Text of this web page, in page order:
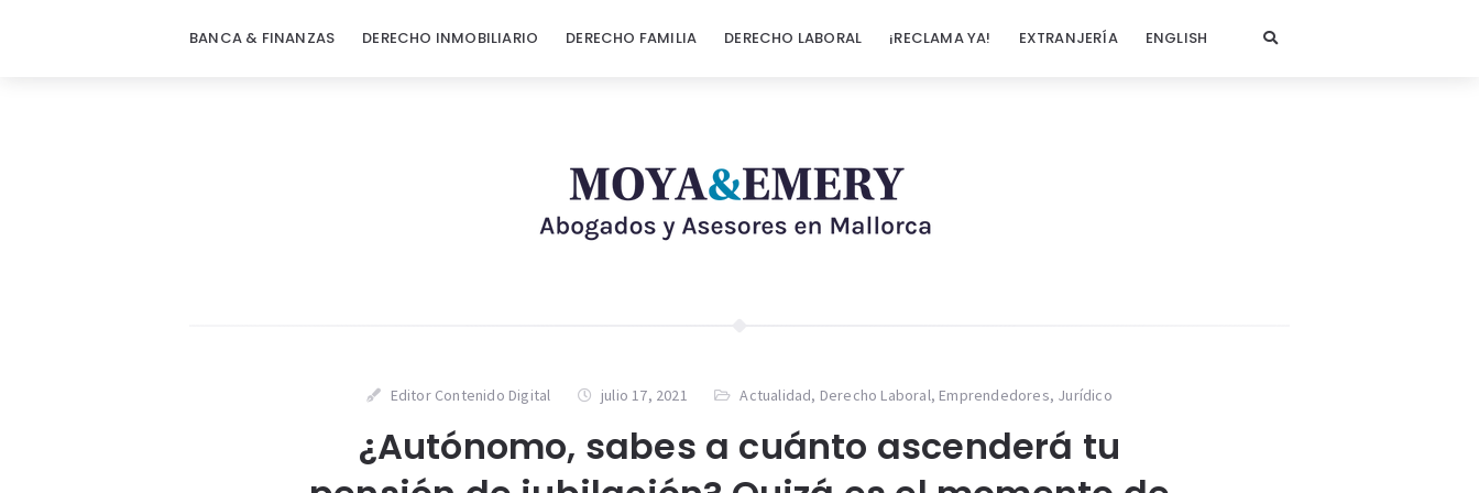
BANCA & FINANZAS DERECHO INMOBILIARIO DERECHO FAMILIA DERECHO LABORAL ¡RECLAMA YA! EXTRANJERÍA ENGLISH
Editor Contenido Digital julio 17, 2021 Actualidad, Derecho Laboral, Emprendedores, Jurídico
¿Autónomo, sabes a cuánto ascenderá tu